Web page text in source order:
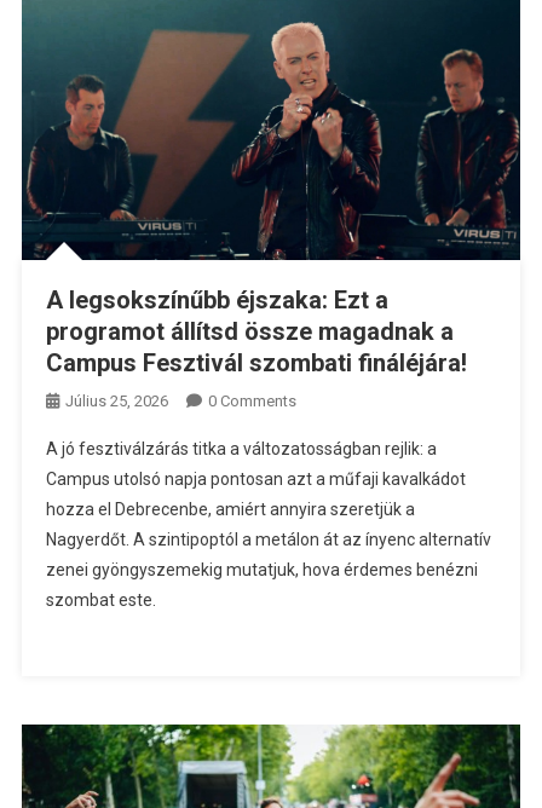
A legsokszínűbb éjszaka: Ezt a
programot állítsd össze magadnak a
Campus Fesztivál szombati fináléjára!
Július 25, 2026 0 Comments
A jó fesztiválzárás titka a változatosságban rejlik: a
Campus utolsó napja pontosan azt a műfaji kavalkádot
hozza el Debrecenbe, amiért annyira szeretjük a
Nagyerdőt. A szintipoptól a metálon át az ínyenc alternatív
zenei gyöngyszemekig mutatjuk, hova érdemes benézni
szombat este.